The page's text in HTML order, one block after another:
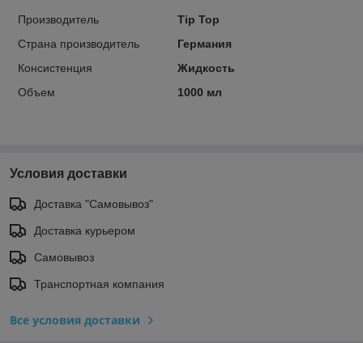
Производитель
Tip Top
Страна производитель
Германия
Консистенция
Жидкость
Объем
1000 мл
Условия доставки
Доставка "Самовывоз"
Доставка курьером
Самовывоз
Транспортная компания
Все условия доставки